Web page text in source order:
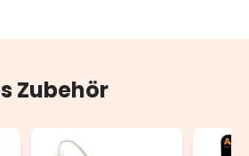
Zubehör